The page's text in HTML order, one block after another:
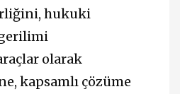
hukuki
olarak
kapsamlı çözüme